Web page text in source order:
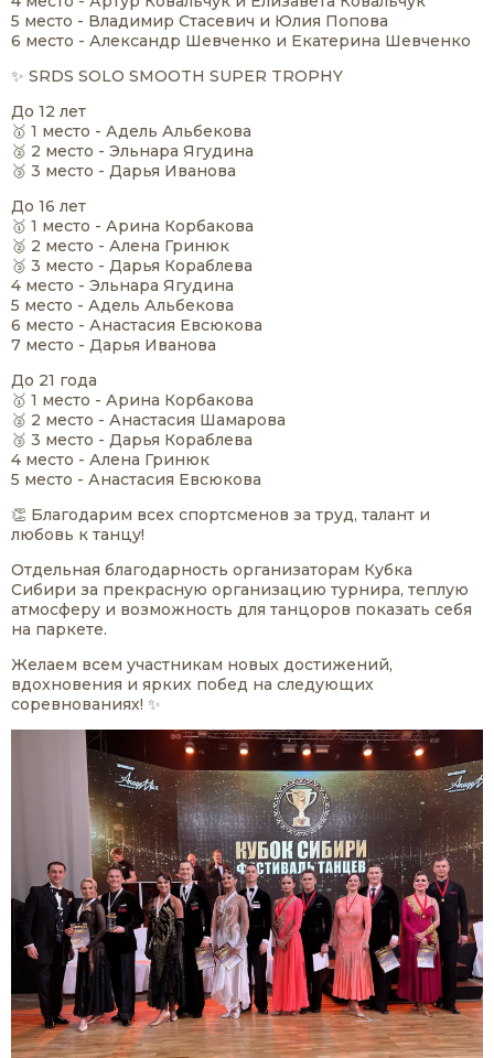
5 место - Владимир Стасевич и Юлия Попова
6 место - Александр Шевченко и Екатерина Шевченко
✨ SRDS SOLO SMOOTH SUPER TROPHY
До 12 лет
🥇 1 место - Адель Альбекова
🥈 2 место - Эльнара Ягудина
🥉 3 место - Дарья Иванова
До 16 лет
🥇 1 место - Арина Корбакова
🥈 2 место - Алена Гринюк
🥉 3 место - Дарья Кораблева
4 место - Эльнара Ягудина
5 место - Адель Альбекова
6 место - Анастасия Евсюкова
7 место - Дарья Иванова
До 21 года
🥇 1 место - Арина Корбакова
🥈 2 место - Анастасия Шамарова
🥉 3 место - Дарья Кораблева
4 место - Алена Гринюк
5 место - Анастасия Евсюкова
👏 Благодарим всех спортсменов за труд, талант и
любовь к танцу!
Отдельная благодарность организаторам Кубка
Сибири за прекрасную организацию турнира, теплую
атмосферу и возможность для танцоров показать себя
на паркете.
Желаем всем участникам новых достижений,
вдохновения и ярких побед на следующих
соревнованиях! ✨